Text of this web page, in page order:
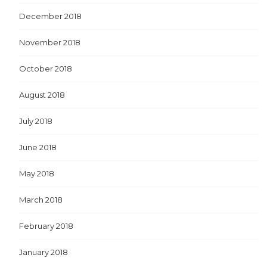
December 2018
November 2018
October 2018
August 2018
July 2018
June 2018
May 2018
March 2018
February 2018
January 2018